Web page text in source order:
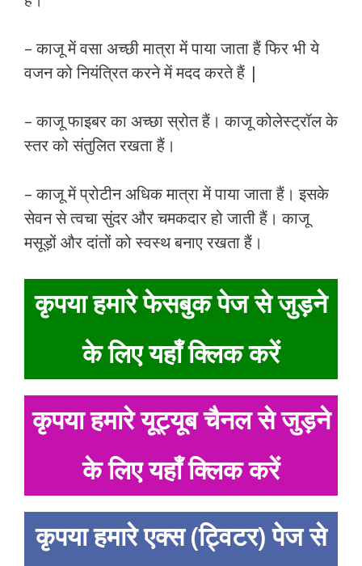
– काजू में वसा अच्छी मात्रा में पाया जाता हैं फिर भी ये
वजन को नियंत्रित करने में मदद करते हैं |
– काजू फाइबर का अच्छा स्रोत हैं। काजू कोलेस्ट्रॉल के
स्तर को संतुलित रखता हैं।
– काजू में प्रोटीन अधिक मात्रा में पाया जाता हैं। इसके
सेवन से त्वचा सुंदर और चमकदार हो जाती हैं। काजू
मसूड़ों और दांतों को स्वस्थ बनाए रखता हैं।
कृपया हमारे फेसबुक पेज से जुड़ने
के लिए यहाँ क्लिक करें
कृपया हमारे यूट्यूब चैनल से जुड़ने
के लिए यहाँ क्लिक करें
कृपया हमारे एक्स (ट्विटर) पेज से